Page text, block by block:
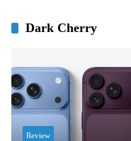
Dark Cherry
Review